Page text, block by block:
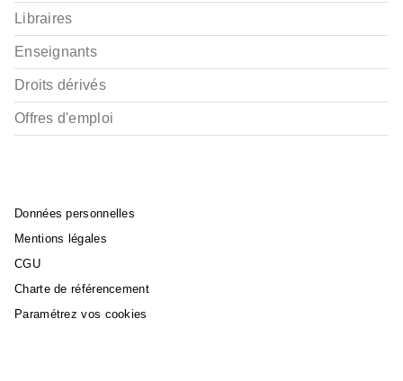
Libraires
Enseignants
Droits dérivés
Offres d'emploi
Données personnelles
Mentions légales
CGU
Charte de référencement
Paramétrez vos cookies